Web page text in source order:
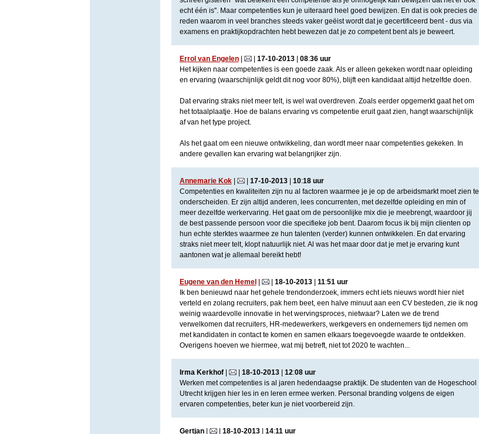
echt één is''. Maar competenties kun je uiteraard heel goed bewijzen. En dat is ook precies de
reden waarom in veel branches steeds vaker geëist wordt dat je gecertificeerd bent - dus via
examens en praktijkopdrachten hebt bewezen dat je zo competent bent als je beweert.
Errol van Engelen| | 17-10-2013| 08:36 uur
Het kijken naar competenties is een goede zaak. Als er alleen gekeken wordt naar opleiding
en ervaring (waarschijnlijk geldt dit nog voor 80%), blijft een kandidaat altijd hetzelfde doen.
Dat ervaring straks niet meer telt, is wel wat overdreven. Zoals eerder opgemerkt gaat het om
het totaalplaatje. Hoe de balans ervaring vs competentie eruit gaat zien, hangt waarschijnlijk
af van het type project.
Als het gaat om een nieuwe ontwikkeling, dan wordt meer naar competenties gekeken. In
andere gevallen kan ervaring wat belangrijker zijn.
Annemarie Kok| | 17-10-2013| 10:18 uur
Competenties en kwaliteiten zijn nu al factoren waarmee je je op de arbeidsmarkt moet zien te
onderscheiden. Er zijn altijd anderen, lees concurrenten, met dezelfde opleiding en min of
meer dezelfde werkervaring. Het gaat om de persoonlijke mix die je meebrengt, waardoor jij
de best passende persoon voor die specifieke job bent. Daarom focus ik bij mijn clienten op
hun echte sterktes waarmee ze hun talenten (verder) kunnen ontwikkelen. En dat ervaring
straks niet meer telt, klopt natuurlijk niet. Al was het maar door dat je met je ervaring kunt
aantonen wat je allemaal bereikt hebt!
Eugene van den Hemel | 18-10-2013| 11:51 uur
Ik ben benieuwd naar het gehele trendonderzoek, immers echt iets nieuws wordt hier niet
verteld en zolang recruiters, pak hem beet, een halve minuut aan een CV besteden, zie ik nog
weinig waardevolle innovatie in het wervingsproces, nietwaar? Laten we de trend
verwelkomen dat recruiters, HR-medewerkers, werkgevers en ondernemers tijd nemen om
met kandidaten in contact te komen en samen elkaars toegevoegde waarde te ontdekken.
Overigens hoeven we hiermee, wat mij betreft, niet tot 2020 te wachten...
Irma Kerkhof| | 18-10-2013| 12:08 uur
Werken met competenties is al jaren hedendaagse praktijk. De studenten van de Hogeschool
Utrecht krijgen hier les in en leren ermee werken. Personal branding volgens de eigen
ervaren competenties, beter kun je niet voorbereid zijn.
Gertjan| | 18-10-2013| 14:11 uur